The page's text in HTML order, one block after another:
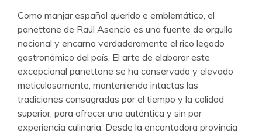
Como manjar español querido e emblemático, el
panettone de Raúl Asencio es una fuente de orgullo
nacional y encarna verdaderamente el rico legado
gastronómico del país. El arte de elaborar este
excepcional panettone se ha conservado y elevado
meticulosamente, manteniendo intactas las
tradiciones consagradas por el tiempo y la calidad
superior, para ofrecer una auténtica y sin par
experiencia culinaria. Desde la encantadora provincia